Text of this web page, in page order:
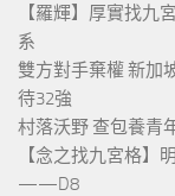
【羅輝】厚實找
系
雙方對手棄權 新加
待32強
村落沃野 查包養青
【念之找九宮格
——D8